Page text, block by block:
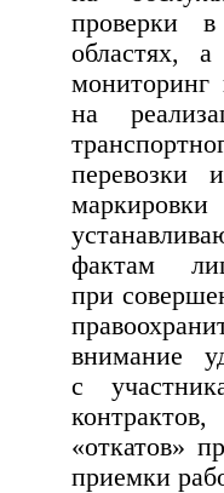
проверки в
областях,
мониторинг
на
перевозки
фактам
при
внимание
с
«откатов»
приемки